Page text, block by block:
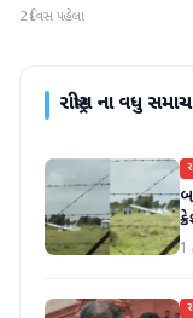
2 દિવસ પહેલા
રાષ્ટ્રીયના વધુ
1